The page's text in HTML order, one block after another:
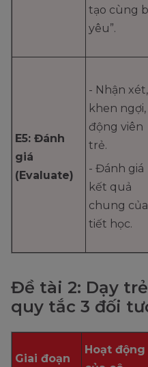
tạo cùng
yêu”.
E5: Đánh
giá
(Evaluate)
- Nhận xét,
khen ngợi,
động viên
trẻ.
- Đánh giá
kết quả
chung của
tiết học.
Đề tài 2: Dạy
quy tắc 3 đối
Giai đoạn
Hoạt động